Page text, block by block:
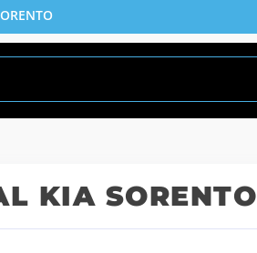
KIA SORENTO